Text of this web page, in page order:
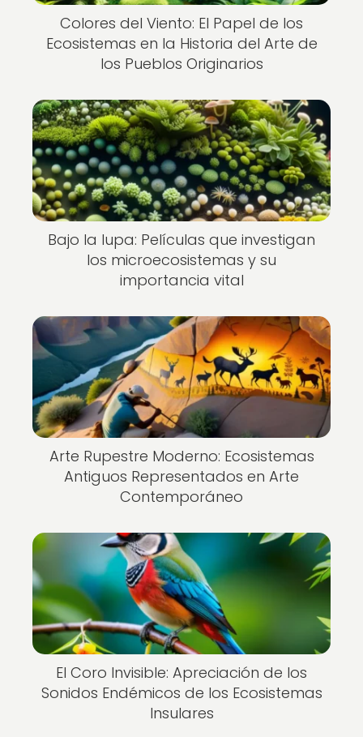
Colores del Viento: El Papel de los
Ecosistemas en la Historia del Arte de
los Pueblos Originarios
Bajo la lupa: Películas que investigan
los microecosistemas y su
importancia vital
Arte Rupestre Moderno: Ecosistemas
Antiguos Representados en Arte
Contemporáneo
El Coro Invisible: Apreciación de los
Sonidos Endémicos de los Ecosistemas
Insulares